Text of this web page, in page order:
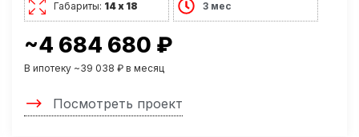
Габариты: 14 х 18 3 мес
~4 684 680 ₽
В ипотеку ~39 038 ₽ в месяц
Посмотреть проект